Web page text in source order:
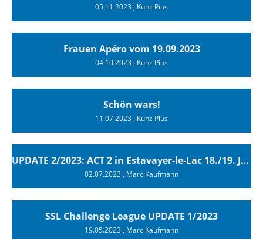
05.11.2023, Kunz Pius
Frauen Apéro vom 19.09.2023
04.10.2023, Kunz Pius
Schön wars!
11.07.2023, Kunz Pius
UPDATE 2/2023: ACT 2 in Estavayer-le-Lac 18./19. Juni 2023
02.07.2023, Marc Kaufmann
SSL Challenge League UPDATE 1/2023
19.05.2023, Marc Kaufmann